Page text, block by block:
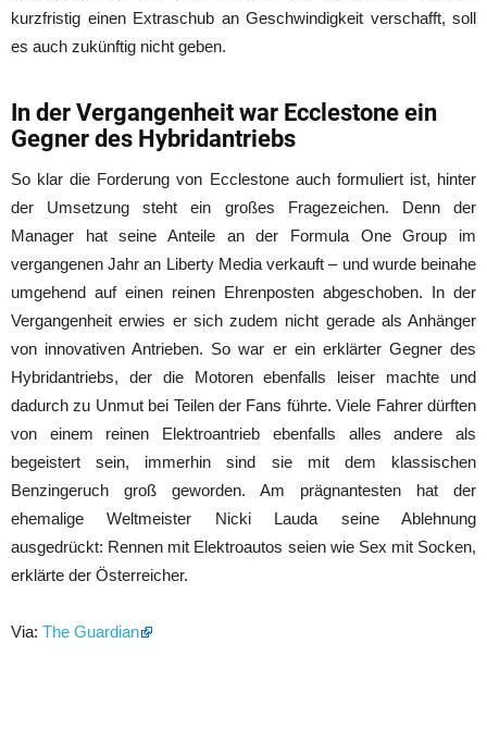
kurzfristig einen Extraschub an Geschwindigkeit verschafft, soll
es auch zukünftig nicht geben.
In der Vergangenheit war Ecclestone ein
Gegner des Hybridantriebs
So klar die Forderung von Ecclestone auch formuliert ist, hinter
der Umsetzung steht ein großes Fragezeichen. Denn der
Manager hat seine Anteile an der Formula One Group im
vergangenen Jahr an Liberty Media verkauft – und wurde beinahe
umgehend auf einen reinen Ehrenposten abgeschoben. In der
Vergangenheit erwies er sich zudem nicht gerade als Anhänger
von innovativen Antrieben. So war er ein erklärter Gegner des
Hybridantriebs, der die Motoren ebenfalls leiser machte und
dadurch zu Unmut bei Teilen der Fans führte. Viele Fahrer dürften
von einem reinen Elektroantrieb ebenfalls alles andere als
begeistert sein, immerhin sind sie mit dem klassischen
Benzingeruch groß geworden. Am prägnantesten hat der
ehemalige Weltmeister Nicki Lauda seine Ablehnung
ausgedrückt: Rennen mit Elektroautos seien wie Sex mit Socken,
erklärte der Österreicher.
Via: The Guardian